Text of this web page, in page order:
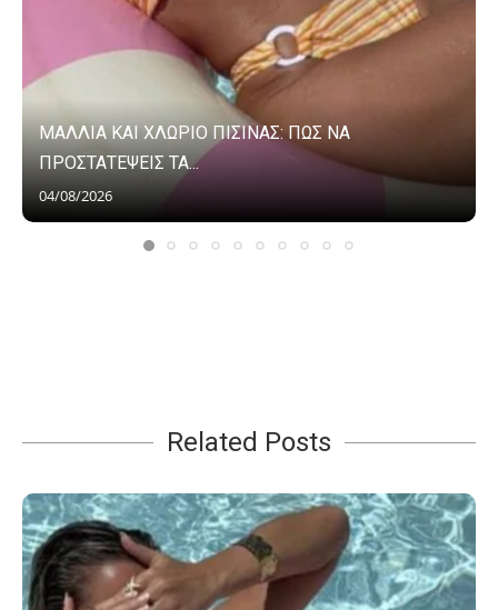
ΜΑΛΛΙΑ ΚΑΙ ΧΛΩΡΙΟ ΠΙΣΙΝΑΣ: ΠΩΣ ΝΑ
ΠΡΟΣΤΑΤΕΨΕΙΣ ΤΑ...
04/08/2026
Related Posts